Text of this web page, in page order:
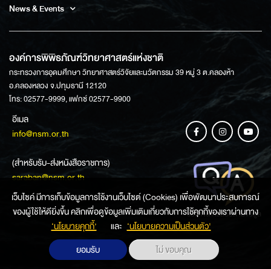
News & Events
องค์การพิพิธภัณฑ์วิทยาศาสตร์แห่งชาติ
กระทรวงการอุดมศึกษา วิทยาศาสตร์วิจัยและนวัตกรรม 39 หมู่ 3 ต.คลองห้า
อ.คลองหลวง จ.ปทุมธานี 12120
โทร: 02577-9999, แฟกซ์ 02577-9900
อีเมล
info@nsm.or.th
(สำหรับรับ-ส่งหนังสือราชการ)
saraban@nsm.or.th
ช่องทางการสอบถามข้อมูล
เว็บไซค์ มีการเก็บข้อมูลการใช้งานเว็บไซต์ (Cookies) เพื่อพัฒนาประสบการณ์
ของผู้ใช้ให้ดียิ่งขึ้น คลิกเพื่อดูข้อมูลเพิ่มเติมเกี่ยวกับการใช้คุกกี้ของเราผ่านทาง
‘นโยบายคุกกี้’
และ ‘นโยบายความเป็นส่วนตัว'
ยอมรับ
ไม่ ขอบคุณ